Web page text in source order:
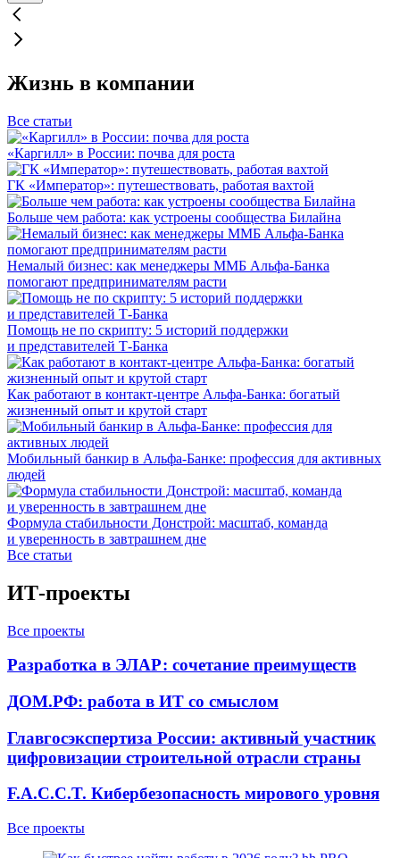
Жизнь в компании
Все статьи
«Каргилл» в России: почва для роста
ГК «Император»: путешествовать, работая вахтой
Больше чем работа: как устроены сообщества Билайна
Немалый бизнес: как менеджеры ММБ Альфа-Банка
помогают предпринимателям расти
Помощь не по скрипту: 5 историй поддержки
и представителей Т-Банка
Как работают в контакт-центре Альфа-Банка: богатый
жизненный опыт и крутой старт
Мобильный банкир в Альфа-Банке: профессия для активных
людей
Формула стабильности Донстрой: масштаб, команда
и уверенность в завтрашнем дне
Все статьи
ИТ-проекты
Все проекты
Разработка в ЭЛАР: сочетание преимуществ
ДОМ.РФ: работа в ИТ со смыслом
Главгосэкспертиза России: активный участник
цифровизации строительной отрасли страны
F.A.C.C.T. Кибербезопасность мирового уровня
Все проекты